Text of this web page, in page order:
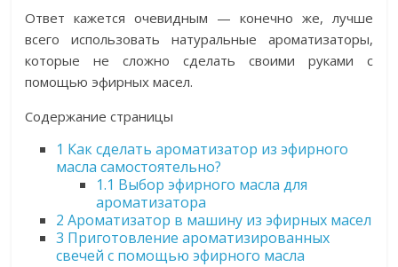
Ответ кажется очевидным — конечно же, лучше
всего использовать натуральные ароматизаторы,
которые не сложно сделать своими руками с
помощью эфирных масел.
Содержание страницы
1 Как сделать ароматизатор из эфирного
масла самостоятельно?
1.1 Выбор эфирного масла для
ароматизатора
2 Ароматизатор в машину из эфирных масел
3 Приготовление ароматизированных
свечей с помощью эфирного масла